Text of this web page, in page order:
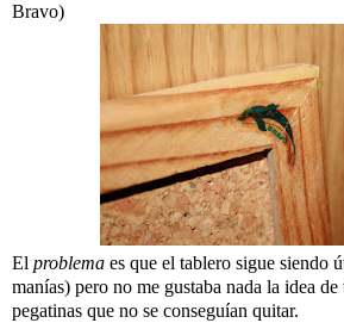
Bravo)
El problema es que el tablero sigue siendo
manías) pero no me gustaba nada la idea de
pegatinas que no se conseguían quitar.